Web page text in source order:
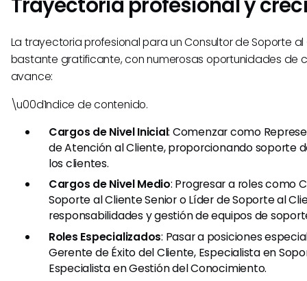
La trayectoria profesional para un Consultor de Soporte
bastante gratificante, con numerosas oportunidades de
avance:
\u00d1ndice de contenido.
Cargos de Nivel Inicial: Comenzar como
de Atención al Cliente, proporcionando soporte
los clientes.
Cargos de Nivel Medio: Progresar a roles como
Soporte al Cliente Senior o Líder de Soporte al
responsabilidades y gestión de equipos de
Roles Especializados: Pasar a posiciones
Gerente de Éxito del Cliente, Especialista en
Especialista en Gestión del Conocimiento.